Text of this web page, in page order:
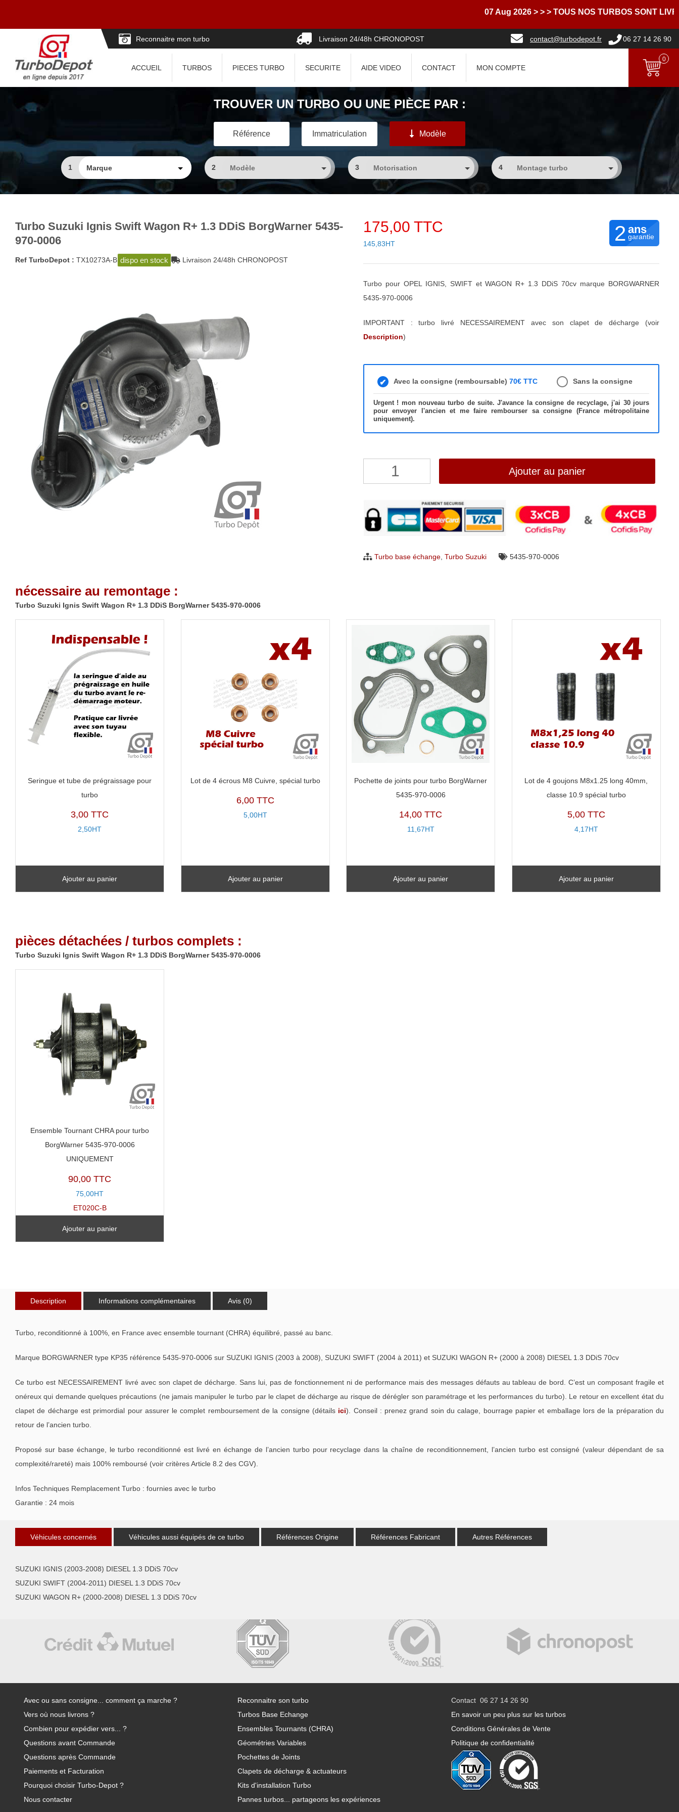
07 Aug 2026 > > > TOUS NOS TURBOS SONT LIVRES
Reconnaitre mon turbo Livraison 24/48h CHRONOPOST contact@turbodepot.fr 06 27 14 26 90
ACCUEIL TURBOS PIECES TURBO SECURITE AIDE VIDEO CONTACT MON COMPTE
0
TROUVER UN TURBO OU UNE PIÈCE PAR :
Référence Immatriculation Modèle
1 2 3 4
Turbo Suzuki Ignis Swift Wagon R+ 1.3 DDiS BorgWarner 5435-
970-0006
Ref TurboDepot : TX10273A-B dispo en stock Livraison 24/48h CHRONOPOST
175,00 TTC
145,83HT 2 ans
garantie
Turbo pour OPEL IGNIS, SWIFT et WAGON R+ 1.3 DDiS 70cv marque BORGWARNER
5435-970-0006
IMPORTANT : turbo livré NECESSAIREMENT avec son clapet de décharge (voir
Description)
Avec la consigne (remboursable) 70€ TTC Sans la consigne
Urgent ! mon nouveau turbo de suite. J'avance la consigne de recyclage, j'ai 30 jours
pour envoyer l'ancien et me faire rembourser sa consigne (France métropolitaine
uniquement).
Suzuki
Ignis
5435-
0006
Ajouter au panier
Turbo base échange, Turbo Suzuki 5435-970-0006
nécessaire au remontage :
Turbo Suzuki Ignis Swift Wagon R+ 1.3 DDiS BorgWarner 5435-970-0006
Seringue et tube de prégraissage pour
turbo
3,00 TTC
2,50HT
Ajouter au panier
Lot de 4 écrous M8 Cuivre, spécial turbo
6,00 TTC
5,00HT
Ajouter au panier
Pochette de joints pour turbo BorgWarner
5435-970-0006
14,00 TTC
11,67HT
Ajouter au panier
Lot de 4 goujons M8x1.25 long 40mm,
classe 10.9 spécial turbo
5,00 TTC
4,17HT
Ajouter au panier
pièces détachées / turbos complets :
Turbo Suzuki Ignis Swift Wagon R+ 1.3 DDiS BorgWarner 5435-970-0006
Ensemble Tournant CHRA pour turbo
BorgWarner 5435-970-0006
UNIQUEMENT
90,00 TTC
75,00HT
ET020C-B
Ajouter au panier
Description Informations complémentaires Avis (0)
Turbo, reconditionné à 100%, en France avec ensemble tournant (CHRA) équilibré, passé au banc.
Marque BORGWARNER type KP35 référence 5435-970-0006 sur SUZUKI IGNIS (2003 à 2008), SUZUKI SWIFT (2004 à 2011) et SUZUKI WAGON R+ (2000 à 2008) DIESEL 1.3 DDiS 70cv
Ce turbo est NECESSAIREMENT livré avec son clapet de décharge. Sans lui, pas de fonctionnement ni de performance mais des messages défauts au tableau de bord. C’est un composant fragile et
onéreux qui demande quelques précautions (ne jamais manipuler le turbo par le clapet de décharge au risque de dérégler son paramétrage et les performances du turbo). Le retour en excellent état du
clapet de décharge est primordial pour assurer le complet remboursement de la consigne (détails ici). Conseil : prenez grand soin du calage, bourrage papier et emballage lors de la préparation du
retour de l’ancien turbo.
Proposé sur base échange, le turbo reconditionné est livré en échange de l’ancien turbo pour recyclage dans la chaîne de reconditionnement, l’ancien turbo est consigné (valeur dépendant de sa
complexité/rareté) mais 100% remboursé (voir critères Article 8.2 des CGV).
Infos Techniques Remplacement Turbo : fournies avec le turbo
Garantie : 24 mois
Véhicules concernés Véhicules aussi équipés de ce turbo Références Origine Références Fabricant Autres Références
SUZUKI IGNIS (2003-2008) DIESEL 1.3 DDiS 70cv
SUZUKI SWIFT (2004-2011) DIESEL 1.3 DDiS 70cv
SUZUKI WAGON R+ (2000-2008) DIESEL 1.3 DDiS 70cv
Avec ou sans consigne... comment ça marche ?
Vers où nous livrons ?
Combien pour expédier vers... ?
Questions avant Commande
Questions après Commande
Paiements et Facturation
Pourquoi choisir Turbo-Depot ?
Nous contacter
Reconnaitre son turbo
Turbos Base Echange
Ensembles Tournants (CHRA)
Géométries Variables
Pochettes de Joints
Clapets de décharge & actuateurs
Kits d'installation Turbo
Pannes turbos... partageons les expériences
Contact 06 27 14 26 90
En savoir un peu plus sur les turbos
Conditions Générales de Vente
Politique de confidentialité